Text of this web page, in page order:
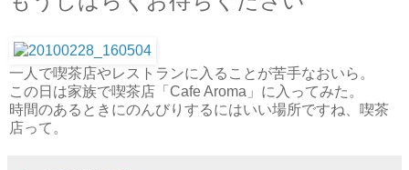
一人で喫茶店やレストランに入ることが苦手なおいら。
この日は家族で喫茶店「Cafe Aroma」に入ってみた。
時間のあるときにのんびりするにはいい場所ですね、喫茶
店って。